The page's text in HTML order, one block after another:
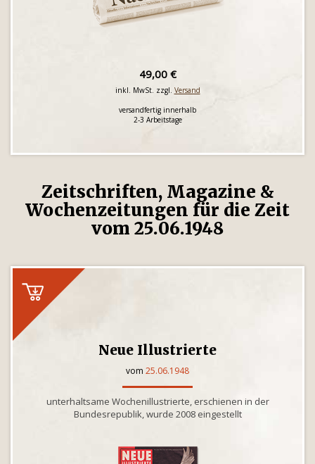
49,00 €
inkl. MwSt. zzgl. Versand
versandfertig innerhalb
2-3 Arbeitstage
Zeitschriften, Magazine &
Wochenzeitungen für die Zeit
vom 25.06.1948
Neue Illustrierte
vom 25.06.1948
unterhaltsame Wochenillustrierte, erschienen in der
Bundesrepublik, wurde 2008 eingestellt